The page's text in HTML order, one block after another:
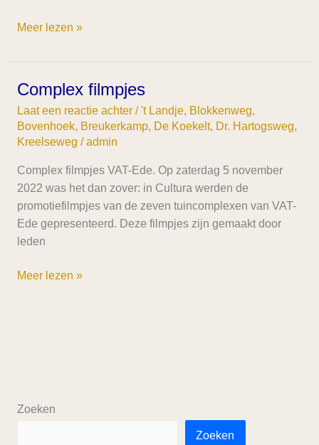
Meer lezen »
Complex filmpjes
Laat een reactie achter /'t Landje, Blokkenweg,
Bovenhoek, Breukerkamp, De Koekelt, Dr. Hartogsweg,
Kreelseweg /admin
Complex filmpjes VAT-Ede. Op zaterdag 5 november
2022 was het dan zover: in Cultura werden de
promotiefilmpjes van de zeven tuincomplexen van VAT-
Ede gepresenteerd. Deze filmpjes zijn gemaakt door
leden
Complex
filmpjes
Meer lezen »
Zoeken
Zoeken